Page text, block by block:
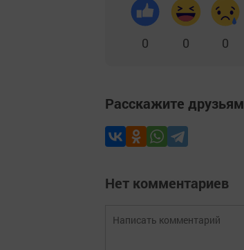
0 0 0
Расскажите друзьям
Нет комментариев